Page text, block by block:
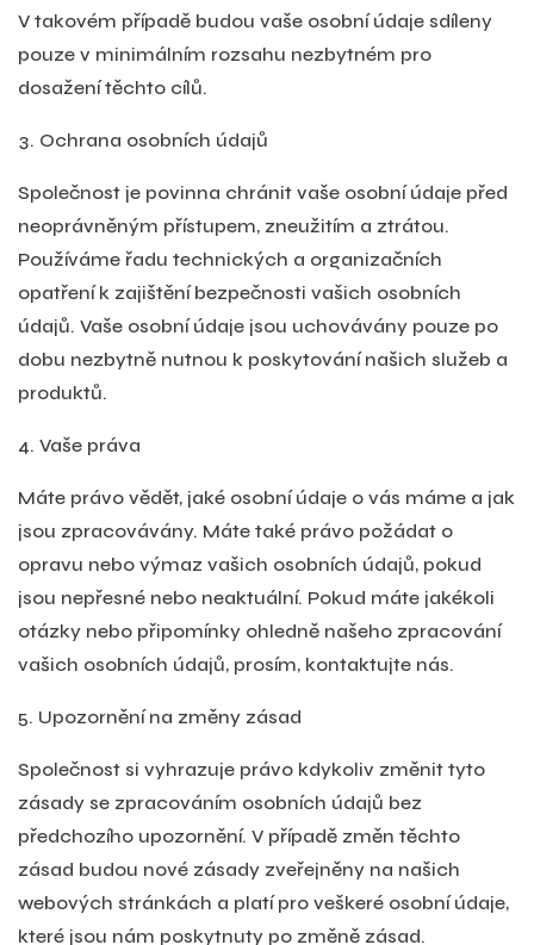
V takovém případě budou vaše osobní údaje sdíleny
pouze v minimálním rozsahu nezbytném pro
dosažení těchto cílů.
Ochrana osobních údajů
Společnost je povinna chránit vaše osobní údaje před
neoprávněným přístupem, zneužitím a ztrátou.
Používáme řadu technických a organizačních
opatření k zajištění bezpečnosti vašich osobních
údajů. Vaše osobní údaje jsou uchovávány pouze po
dobu nezbytně nutnou k poskytování našich služeb a
produktů.
Vaše práva
Máte právo vědět, jaké osobní údaje o vás máme a jak
jsou zpracovávány. Máte také právo požádat o
opravu nebo výmaz vašich osobních údajů, pokud
jsou nepřesné nebo neaktuální. Pokud máte jakékoli
otázky nebo připomínky ohledně našeho zpracování
vašich osobních údajů, prosím, kontaktujte nás.
Upozornění na změny zásad
Společnost si vyhrazuje právo kdykoliv změnit tyto
zásady se zpracováním osobních údajů bez
předchozího upozornění. V případě změn těchto
zásad budou nové zásady zveřejněny na našich
webových stránkách a platí pro veškeré osobní údaje,
které jsou nám poskytnuty po změně zásad.